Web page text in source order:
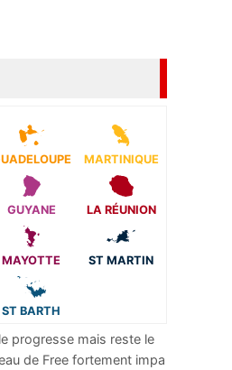
MARTINIQUE
GUYANE LA RÉUNION
MAYOTTE ST MARTIN
ST BARTH
progresse mais reste le
...
de Free fortement impa